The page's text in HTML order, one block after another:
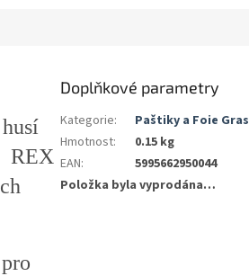
REX
Doplňkové parametry
Kategorie:
Paštiky a Foie Gras
Hmotnost:
0.15 kg
EAN:
5995662950044
Položka byla vyprodána…